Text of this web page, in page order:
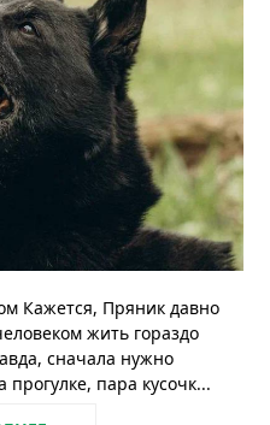
Кажется, Пряник давно
жить гораздо
сначала нужно
пара кусочк...